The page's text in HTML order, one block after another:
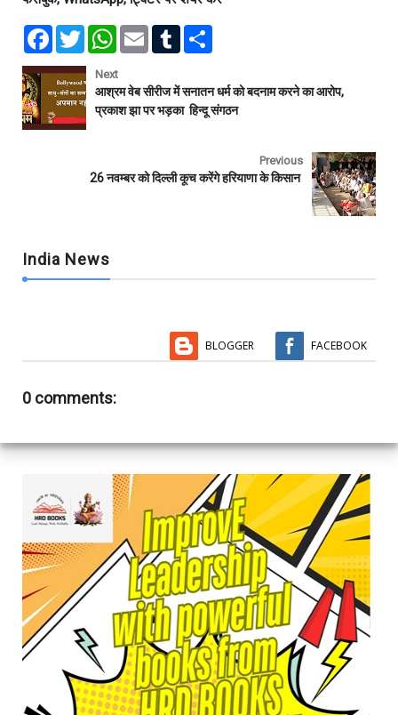
F
e
b
o
o
k
T
w
t
t
e
r
W
t
s
A
p
E
l
T
l
r
e
Next
आश्रम वेब सीरीज में सनातन धर्म को बदनाम करने का आरोप,
प्रकाश झा पर भड़का हिन्दू संगठन
Previous
26 नवम्बर को दिल्ली कूच करेंगे हरियाणा के किसान
India News
BLOGGER FACEBOOK
0 comments: